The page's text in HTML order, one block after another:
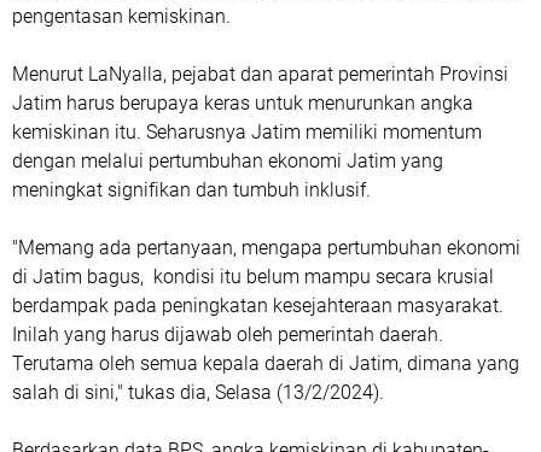
pengentasan kemiskinan.
Menurut LaNyalla, pejabat dan aparat pemerintah Provinsi
Jatim harus berupaya keras untuk menurunkan angka
kemiskinan itu. Seharusnya Jatim memiliki momentum
dengan melalui pertumbuhan ekonomi Jatim yang
meningkat signifikan dan tumbuh inklusif.
"Memang ada pertanyaan, mengapa pertumbuhan ekonomi
di Jatim bagus, kondisi itu belum mampu secara krusial
berdampak pada peningkatan kesejahteraan masyarakat.
Inilah yang harus dijawab oleh pemerintah daerah.
Terutama oleh semua kepala daerah di Jatim, dimana yang
salah di sini," tukas dia, Selasa (13/2/2024).